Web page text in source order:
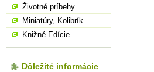
Životné príbehy
Miniatúry, Kolibrík
Knižné Edície
Dôležité informácie